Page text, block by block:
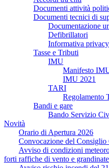
Documenti attività
Documenti tecnici di
Documentazione
Defibrillatori
Informativa
Tasse e Tributi
IMU
Manifesto
IMU 2021
TARI
Regolamento
Bandi e gare
Bando Servizio
Novità
Orario di Apertura 2026
Convocazione del
Avviso di condizioni
forti raffiche di vento e grandinate